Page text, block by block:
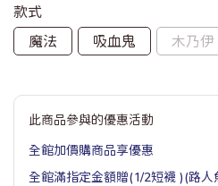
款式
魔法
吸血鬼 木乃伊
此商品參與的優惠活動
全館加價購商品享優惠
全館滿指定金額贈(1/2短襪 )(路